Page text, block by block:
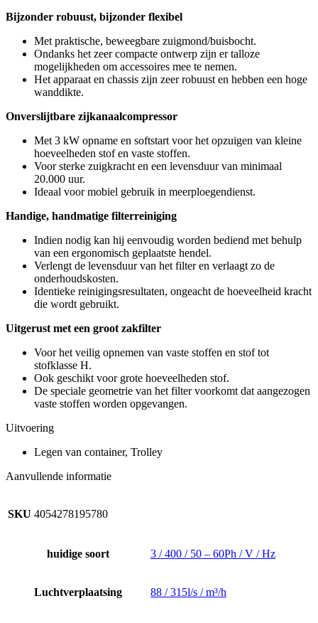
Bijzonder robuust, bijzonder flexibel
Met praktische, beweegbare zuigmond/buisbocht.
Ondanks het zeer compacte ontwerp zijn er talloze
mogelijkheden om accessoires mee te nemen.
Het apparaat en chassis zijn zeer robuust en hebben een hoge
wanddikte.
Onverslijtbare zijkanaalcompressor
Met 3 kW opname en softstart voor het opzuigen van kleine
hoeveelheden stof en vaste stoffen.
Voor sterke zuigkracht en een levensduur van minimaal
20.000 uur.
Ideaal voor mobiel gebruik in meerploegendienst.
Handige, handmatige filterreiniging
Indien nodig kan hij eenvoudig worden bediend met behulp
van een ergonomisch geplaatste hendel.
Verlengt de levensduur van het filter en verlaagt zo de
onderhoudskosten.
Identieke reinigingsresultaten, ongeacht de hoeveelheid kracht
die wordt gebruikt.
Uitgerust met een groot zakfilter
Voor het veilig opnemen van vaste stoffen en stof tot
stofklasse H.
Ook geschikt voor grote hoeveelheden stof.
De speciale geometrie van het filter voorkomt dat aangezogen
vaste stoffen worden opgevangen.
Uitvoering
Legen van container, Trolley
Aanvullende informatie
SKU 4054278195780
huidige soort 3 / 400 / 50 – 60Ph / V / Hz
Luchtverplaatsing 88 / 315l/s / m³/h